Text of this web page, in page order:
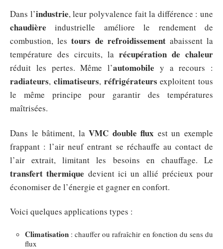
Dans l’industrie, leur polyvalence fait la différence : une
chaudière industrielle améliore le rendement de
combustion, lestours de refroidissementabaissent la
température des circuits, la récupération de chaleur
réduit les pertes. Même l’automobile y a recours :
radiateurs, climatiseurs, réfrigérateurs exploitent tous
le même principe pour garantir des températures
maîtrisées.
Dans le bâtiment, laVMC double flux est un exemple
frappant : l’air neuf entrant se réchauffe au contact de
l’air extrait, limitant les besoins en chauffage. Le
transfert thermique devient ici un allié précieux pour
économiser de l’énergie et gagner en confort.
Voici quelques applications types :
Climatisation : chauffer ou rafraîchir en fonction du sens du
flux